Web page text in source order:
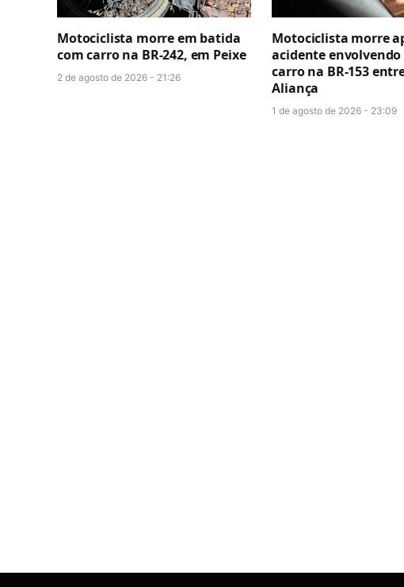
Motociclista morre em batida
com carro na BR-242, em Peixe
2 de agosto de 2026 - 21:26
Motociclista morre
acidente
carro na BR-153
Aliança
1 de agosto de 2026 - 23:09